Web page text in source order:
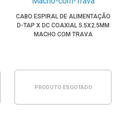
CABO ESPIRAL DE ALIMENTAÇÃO
D-TAP X DC COAXIAL 5.5X2.5MM
MACHO COM TRAVA
PRODUTO ESGOTADO